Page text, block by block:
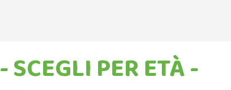
- SCEGLI PER ETÀ -